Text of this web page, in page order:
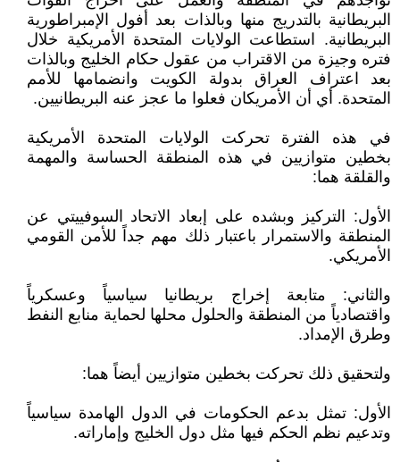
البريطانية بالتدريج منها وبالذات بعد أفول الإمبراطورية
البريطانية. استطاعت الولايات المتحدة الأمريكية خلال
فتره وجيزة من الاقتراب من عقول حكام الخليج وبالذات
بعد اعتراف العراق بدولة الكويت وانضمامها للأمم
المتحدة. أي أن الأمريكان فعلوا ما عجز عنه البريطانيين.
في هذه الفترة تحركت الولايات المتحدة الأمريكية
بخطين متوازيين في هذه المنطقة الحساسة والمهمة
والقلقة هما:
الأول: التركيز وبشده على إبعاد الاتحاد السوفييتي عن
المنطقة والاستمرار باعتبار ذلك مهم جداً للأمن القومي
الأمريكي.
والثاني: متابعة إخراج بريطانيا سياسياً وعسكرياً
واقتصادياً من المنطقة والحلول محلها لحماية منابع النفط
وطرق الإمداد.
ولتحقيق ذلك تحركت بخطين متوازيين أيضاً هما:
الأول: تمثل بدعم الحكومات في الدول الهامدة سياسياً
وتدعيم نظم الحكم فيها مثل دول الخليج وإماراته.